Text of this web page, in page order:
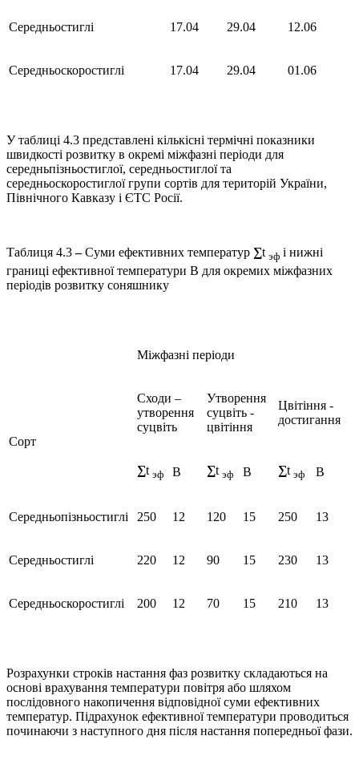
Середньостиглі 17.04 29.04 12.06
Середньоскоростиглі 17.04 29.04 01.06
У таблиці 4.3 представлені кількісні термічні показники
швидкості розвитку в окремі міжфазні періоди для
середньпізньостиглої, середньостиглої та
середньоскоростиглої групи сортів для територій України,
Північного Кавказу і ЄТС Росії.
Таблиця 4.3–Суми ефективних температур ∑t эф і нижні
границі ефективної температури В для окремих міжфазних
періодів розвитку соняшнику
Сорт
Міжфазні періоди
Сходи –
утворення
суцвіть
Утворення
суцвіть -
цвітіння
Цвітіння -
достигання
∑t эф В ∑t эф В ∑t эф В
Середньопізньостиглі 250 12 120 15 250 13
Середньостиглі 220 12 90 15 230 13
Середньоскоростиглі 200 12 70 15 210 13
Розрахунки строків настання фаз розвитку складаються на
основі врахування температури повітря або шляхом
послідовного накопичення відповідної суми ефективних
температур. Підрахунок ефективної температури проводиться
починаючи з наступного дня після настання попередньої фази.